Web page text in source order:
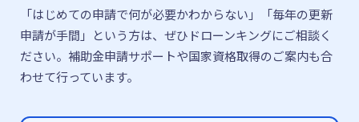
「はじめての申請で何が必要かわからない」「毎年の更新
申請が手間」という方は、ぜひドローンキングにご相談く
ださい。補助金申請サポートや国家資格取得のご案内も合
わせて行っています。